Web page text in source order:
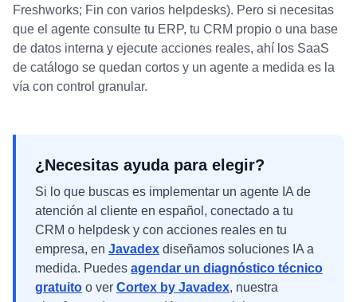
Freshworks; Fin con varios helpdesks). Pero si necesitas
que el agente consulte tu ERP, tu CRM propio o una base
de datos interna y ejecute acciones reales, ahí los SaaS
de catálogo se quedan cortos y un agente a medida es la
vía con control granular.
¿Necesitas ayuda para elegir?
Si lo que buscas es implementar un agente IA de
atención al cliente en español, conectado a tu
CRM o helpdesk y con acciones reales en tu
empresa, en Javadex diseñamos soluciones IA a
medida. Puedes agendar un diagnóstico técnico
gratuito o ver Cortex by Javadex, nuestra